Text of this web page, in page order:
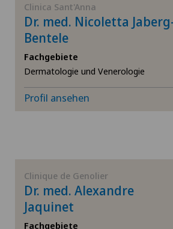
Ästhetische Medizin
Ästhetische und korrigierende
Augenchirurgie
Augensprechstunden
Bänderriss / Bandverletzung
Centre Médical Montchoisi
Centre Médical Valère
Centromedico
Clinica Ars Medica
Clinica Sant'Anna
Clinica Sant'Anna
Dr. med. Nicoletta
Bentele
Fachgebiete
Dermatologie und Venerologie
Profil ansehen
Clinique de Genolier
Dr. med. Alexandre
Jaquinet
Fachgebiete